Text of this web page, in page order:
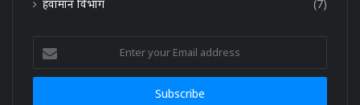
हवामान विभाग
(7)
your
Email